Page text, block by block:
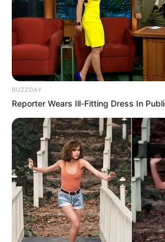
BUZZDAY
Reporter Wears Ill-Fitting Dress In